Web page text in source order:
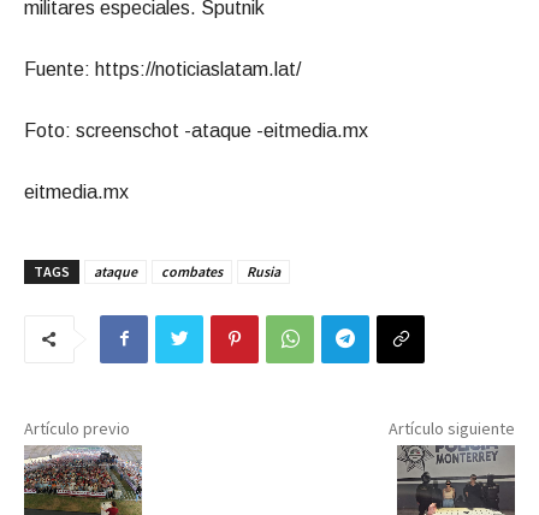
militares especiales. Sputnik
Fuente: https://noticiaslatam.lat/
Foto: screenschot -ataque -eitmedia.mx
eitmedia.mx
TAGS ataque combates Rusia
Artículo previo Artículo siguiente